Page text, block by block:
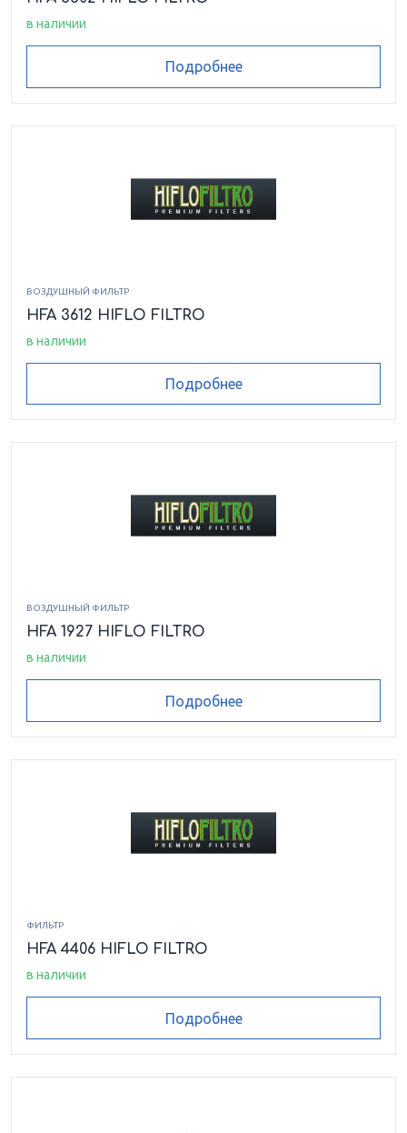
в наличии
Подробнее
ВОЗДУШНЫЙ ФИЛЬТР
HFA 3612 HIFLO FILTRO
в наличии
Подробнее
ВОЗДУШНЫЙ ФИЛЬТР
HFA 1927 HIFLO FILTRO
в наличии
Подробнее
ФИЛЬТР
HFA 4406 HIFLO FILTRO
в наличии
Подробнее